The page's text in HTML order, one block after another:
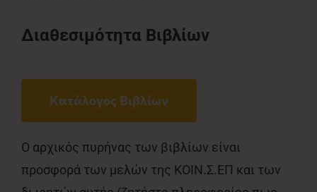
Διαθεσιμότητα Βιβλίων
Κατάλογος Βιβλίων
Ο αρχικός πυρήνας των βιβλίων είναι
προσφορά των μελών της ΚΟΙΝ.Σ.ΕΠ και των